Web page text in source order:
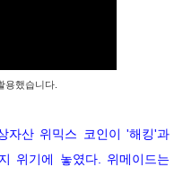
용했습니다.
자산 위믹스 코인이 '해킹'과
위기에 놓였다. 위메이드는